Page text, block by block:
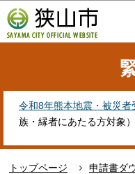
の
ペ
す
令和8年熊本地震・被災者
族・縁者にあたる方対象）
トップページ 申請書ダ